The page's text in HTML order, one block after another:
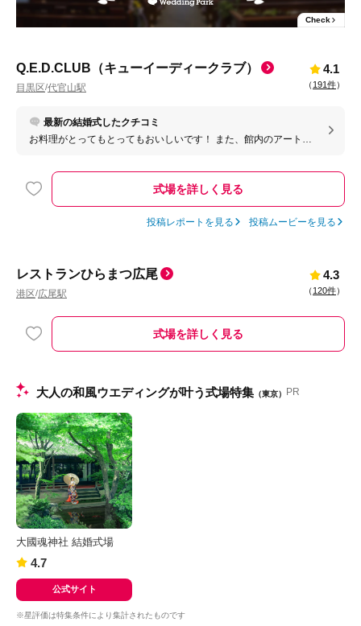
Check
Q.E.D.CLUB（キューイーディークラブ）
目黒区/代官山駅
4.1
（ 191件）
最新の結婚式したクチコミ
お料理がとってもとってもおいしいです！ また、館内のアートや
式場を詳しく見る
投稿レポートを見る 投稿ムービーを見る
レストランひらまつ広尾
港区/広尾駅
4.3
（ 120件）
式場を詳しく見る
大人の和風ウエディングが叶う式場特集 （東京） PR
大國魂神社 結婚式場
4.7
公式サイト
※星評価は特集条件により集計されたものです